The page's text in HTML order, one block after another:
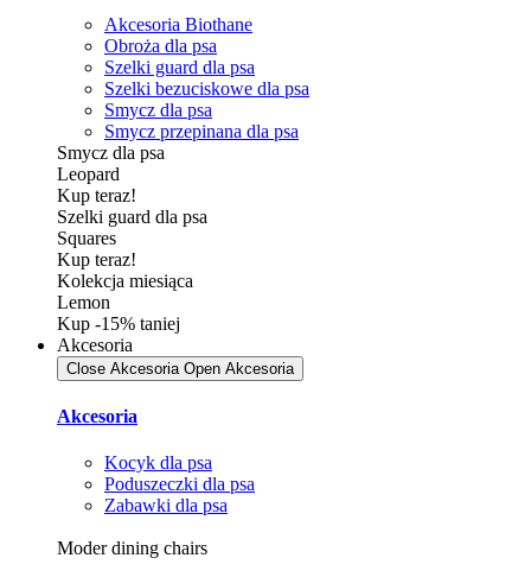
Akcesoria Biothane
Obroża dla psa
Szelki guard dla psa
Szelki bezuciskowe dla psa
Smycz dla psa
Smycz przepinana dla psa
Smycz dla psa
Leopard
Kup teraz!
Szelki guard dla psa
Squares
Kup teraz!
Kolekcja miesiąca
Lemon
Kup -15% taniej
Akcesoria
Close Akcesoria Open Akcesoria
Akcesoria
Kocyk dla psa
Poduszeczki dla psa
Zabawki dla psa
Moder dining chairs